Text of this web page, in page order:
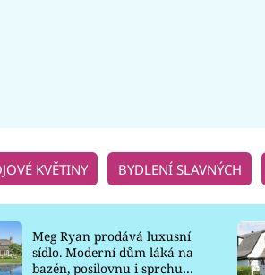
KVĚTINY BYDLENÍ SLAVNÝCH
Meg Ryan prodává luxusní
sídlo. Moderní dům láká na
bazén, posilovnu i sprchu